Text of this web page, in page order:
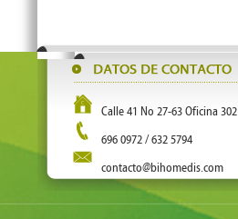
Calle 41 No 27-63 Oficina 302
696 0972 / 632 5794
contacto@bihomedis.com